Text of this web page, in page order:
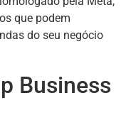
que podem
do seu negócio
Business